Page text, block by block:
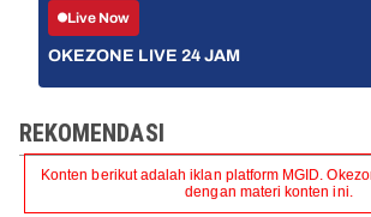
Live Now
OKEZONE LIVE 24 JAM